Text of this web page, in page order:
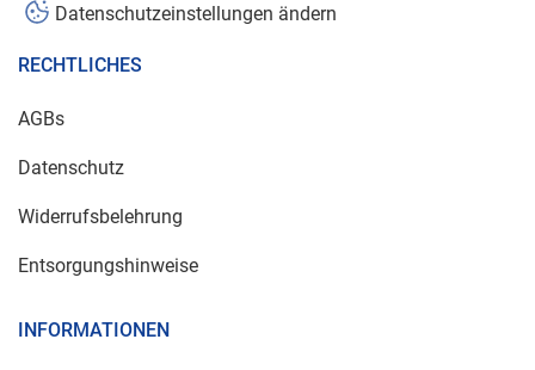
Datenschutzeinstellungen ändern
RECHTLICHES
AGBs
Datenschutz
Widerrufsbelehrung
Entsorgungshinweise
INFORMATIONEN